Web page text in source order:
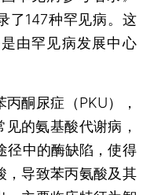
了147种罕见病。这
由罕见病发展中心
酮尿症（PKU），
的氨基酸代谢病，
径中的酶缺陷，使得
，导致苯丙氨酸及其